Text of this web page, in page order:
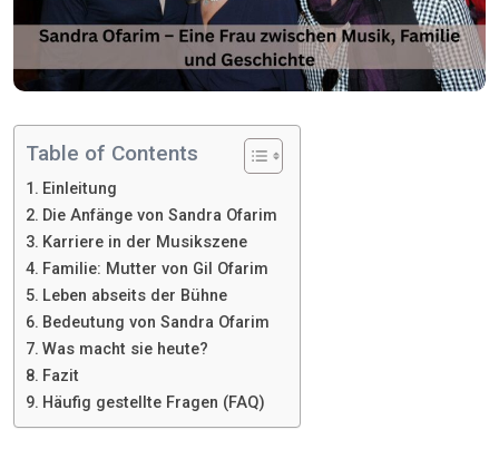
Table of Contents
Einleitung
Die Anfänge von Sandra Ofarim
Karriere in der Musikszene
Familie: Mutter von Gil Ofarim
Leben abseits der Bühne
Bedeutung von Sandra Ofarim
Was macht sie heute?
Fazit
Häufig gestellte Fragen (FAQ)